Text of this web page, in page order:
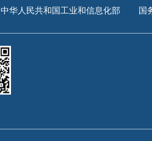
中华人民共和国工业和信息化部 国